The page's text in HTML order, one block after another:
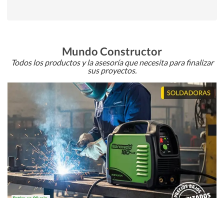
Mundo Constructor
Todos los productos y la asesoría que necesita para finalizar
sus proyectos.